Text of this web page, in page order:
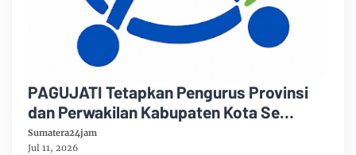
PAGUJATI Tetapkan Pengurus Provinsi
dan Perwakilan Kabupaten Kota Se
Provinsi Jambi Periode 2026–2029
Sumatera24jam
Jul 11, 2026